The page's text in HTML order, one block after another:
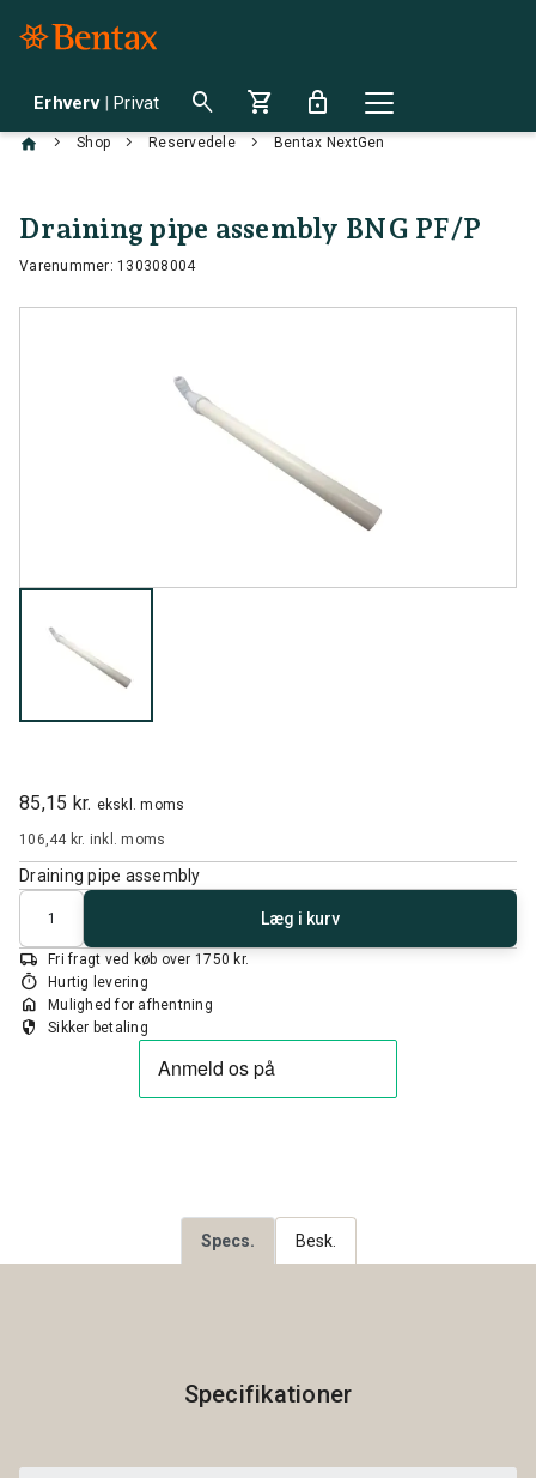
Erhverv | Privat search shopping_cart lock
chevron_right Shop chevron_right Reservedele chevron_right Bentax NextGen
Draining pipe assembly BNG PF/P
Varenummer: 130308004
85,15 kr. ekskl. moms
106,44 kr. inkl. moms
Draining pipe assembly
Antal
Læg i kurv
local_shipping Fri fragt ved køb over 1750 kr.
timer Hurtig levering
home Mulighed for afhentning
security Sikker betaling
Specs. Besk.
Specifikationer